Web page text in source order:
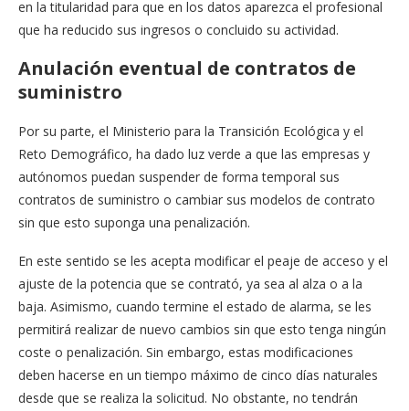
en la titularidad para que en los datos aparezca el profesional
que ha reducido sus ingresos o concluido su actividad.
Anulación eventual de contratos de
suministro
Por su parte, el Ministerio para la Transición Ecológica y el
Reto Demográfico, ha dado luz verde a que las empresas y
autónomos puedan suspender de forma temporal sus
contratos de suministro o cambiar sus modelos de contrato
sin que esto suponga una penalización.
En este sentido se les acepta modificar el peaje de acceso y el
ajuste de la potencia que se contrató, ya sea al alza o a la
baja. Asimismo, cuando termine el estado de alarma, se les
permitirá realizar de nuevo cambios sin que esto tenga ningún
coste o penalización. Sin embargo, estas modificaciones
deben hacerse en un tiempo máximo de cinco días naturales
desde que se realiza la solicitud. No obstante, no tendrán